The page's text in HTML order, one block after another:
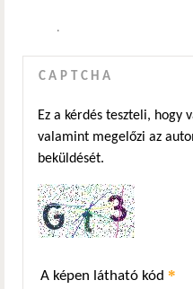
.
CAPTCHA
Ez a kérdés teszteli, hogy
valamint megelőzi az
beküldését.
A képen látható kód *